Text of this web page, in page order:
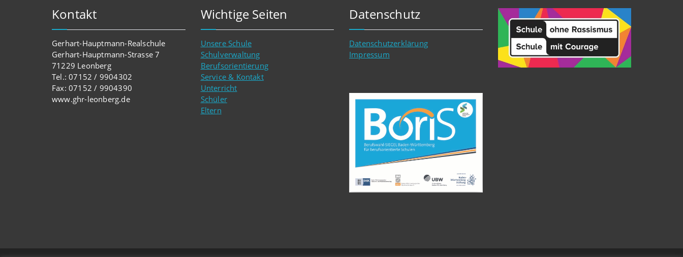
Kontakt
Gerhart-Hauptmann-Realschule
Gerhart-Hauptmann-Strasse 7
71229 Leonberg
Tel.: 07152 / 9904302
Fax: 07152 / 9904390
www.ghr-leonberg.de
Wichtige Seiten
Unsere Schule
Schulverwaltung
Berufsorientierung
Service & Kontakt
Unterricht
Schüler
Eltern
Datenschutz
Datenschutzerklärung
Impressum